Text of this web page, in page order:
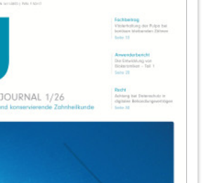
Jahrestagung
der DGET
6. Jahrestagung der
Wirtschaftlichkeit der
Behandlung